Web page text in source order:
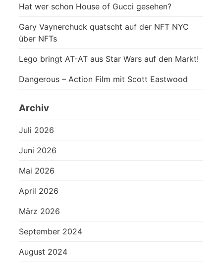
Hat wer schon House of Gucci gesehen?
Gary Vaynerchuck quatscht auf der NFT NYC
über NFTs
Lego bringt AT-AT aus Star Wars auf den Markt!
Dangerous – Action Film mit Scott Eastwood
Archiv
Juli 2026
Juni 2026
Mai 2026
April 2026
März 2026
September 2024
August 2024